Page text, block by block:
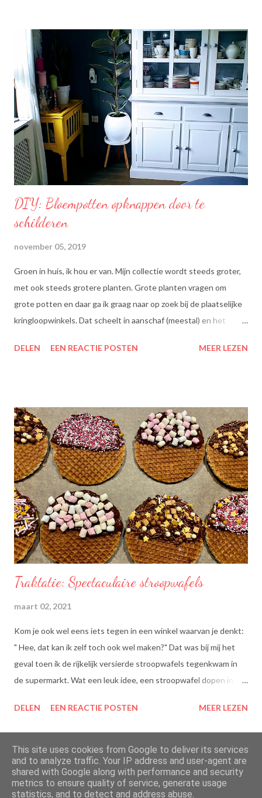
mengsel van zonnebloem-, lijnzaad- en koolzaadolie. Het bevat
Omega’s 3 & 6 die goed zijn voor hart en bloedvaten. Omega's 3
& 6 zijn meervoudig onverzadigde vetzuren, die het lichaam niet
zelf kan aanmaken. Ze dragen bij tot de instandhouding van een
normaal cholesterolgehalte in het bloed. Becel Dieetolie geeft
een optimale smaak aan uw gerechten, met behoud van de
smaak van uw originele ingrediënten. Naast warme toepassing
l...
DIY: Bloempotten opknappen door te
schilderen
november 05, 2019
Groen in huis, ik hou er van. Mijn collectie wordt steeds groter,
met ook steeds grotere planten. Grote planten vragen om
grote potten en daar ga ik graag naar op zoek bij de plaatselijke
kringloopwinkels. Dat scheelt in aanschaf (meestal) en het
voor onze planeet, nietwaar?
DELEN EEN REACTIE POSTEN MEER LEZEN
Traktatie: Spectaculaire stroopwafels
maart 02, 2021
Kom je ook wel eens iets tegen in een winkel waarvan je denkt:
" Hee, dat kan ik zelf toch ook wel maken?" Dat was bij mij het
geval toen ik de rijkelijk versierde stroopwafels tegenkwam in
de supermarkt. Wat een leuk idee, een stroopwafel dopen in
lekkere traktatie, nietwaar?
DELEN EEN REACTIE POSTEN MEER LEZEN
Mogelijk gemaakt door Blogger
This site uses cookies from Google to deliver its services
and to analyze traffic. Your IP address and user-agent are
shared with Google along with performance and security
metrics to ensure quality of service, generate usage
statistics, and to detect and address abuse.